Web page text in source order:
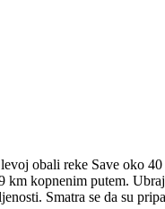
obali reke Save oko
km kopnenim putem.
Smatra se da su